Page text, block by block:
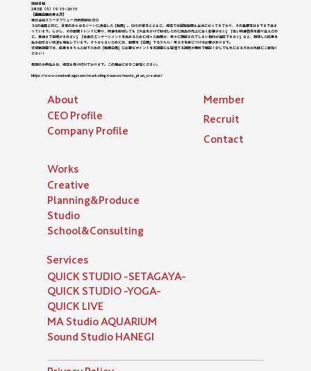
講義日程
2月3日（火）19:15〜20:15
【動画企画の考え方】
株式会社スリーダブリュー 代表取締役 CEO
５Gの進展と共に、日常のあらゆるシーンに浸透した「動画」。SNSの普及とともに、現在では縦型動画も主流になってきており、その重要性はますます高ま
っています。しかし、その動画トレンドに乗り、映像を制作しても「大金をかけて制作したのに商品の売上に全く影響がない」「高い映像技術を盛り込んだの
に、最後まで視聴がされない」「社員のエンゲージメントを高めるために作った動画が、早々に離脱されてしまい目的が達成できない」など、期待した成果を
生み出せない状況も発生しています。そうならないためには、動画を「企画」するスキル・考え方を身につける必要があります。
本体験講座では、成果をきちんと出すための「動画企画」に必要なポイントを本講座にも登壇する講師が無料で解説！少しでも気になる方はお気軽にご参加く
ださい！
受講のお申込みは、現在も受け付けております。この機会にぜひご参加ください。
https://www.sendenkaigi.com/marketing/courses/movie_plan_creator/
About
​CEO Profile
Company Profile
Member
Recruit
Contact
​Works
Creative
Planning&Produce
Studio
School&Consulting
Services
QUICK STUDIO -SETAGAYA-
QUICK STUDIO -YOGA-
QUICK LIVE
MA Studio AQUARIUM
Sound Studio HANEGI